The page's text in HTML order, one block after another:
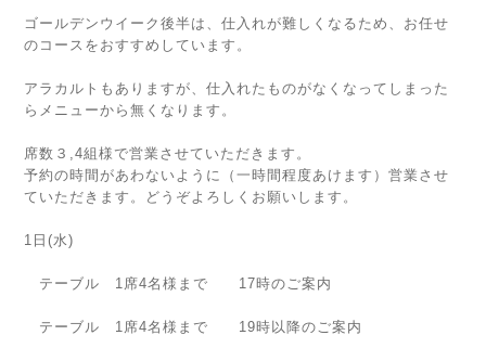
ゴールデンウイーク後半は、仕入れが難しくなるため、お任せ
のコースをおすすめしています。
アラカルトもありますが、仕入れたものがなくなってしまった
らメニューから無くなります。
席数３,4組様で営業させていただきます。
予約の時間があわないように（一時間程度あけます）営業させ
ていただきます。どうぞよろしくお願いします。
1日(水)
テーブル 1席4名様まで 17時のご案内
テーブル 1席4名様まで 19時以降のご案内